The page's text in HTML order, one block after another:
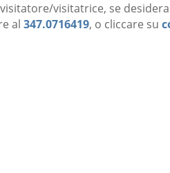
visitatrice, se
al 347.0716419, o cliccare su